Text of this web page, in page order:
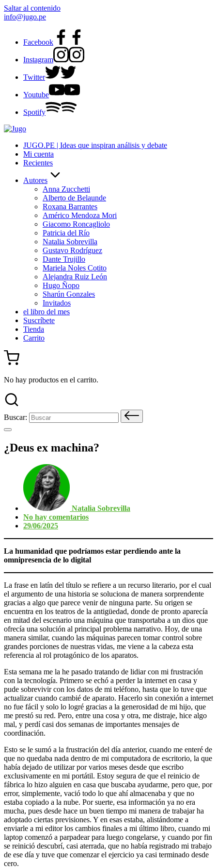
Saltar al contenido
info@jugo.pe
Facebook
Instagram
Twitter
Youtube
Spotify
JUGO.PE | Ideas que inspiran análisis y debate
Mi cuenta
Recientes
Autores
Anna Zucchetti
Alberto de Belaunde
Roxana Barrantes
Américo Mendoza Mori
Giacomo Roncagliolo
Patricia del Río
Natalia Sobrevilla
Gustavo Rodríguez
Dante Trujillo
Mariela Noles Cotito
Alejandra Ruiz León
Hugo Ñopo
Sharún Gonzales
Invitados
el libro del mes
Suscríbete
Tienda
Carrito
No hay productos en el carrito.
Buscar:
¿Deus ex machina?
Natalia Sobrevilla
No hay comentarios
29/06/2025
La humanidad que podríamos estar perdiendo ante la
omnipresencia de lo digital
La frase en latín del título se refiere a un recurso literario, por el cual
el argumento de una historia se soluciona de manera sorprendente
gracias a algo que parece venir de ninguna parte. Su origen se
encuentra en los teatros de la antigüedad, donde de pronto aparecía
en mitad del escenario una máquina que transportaba a un dios que
ofrecía una solución al principal problema narrativo. Hoy, de una
manera similar, cuando las máquinas parecen tomar control sobre
grandes porciones de nuestras vidas, me viene a la cabeza esta
referencia al rol protagónico de los aparatos.
Esta semana me la he pasado tratando de lidiar con mi frustración
con la tecnología. Primero se echó a perder la internet en casa y
pude sobrevivir con los datos de mi teléfono, hasta que lo tuve que
actualizar cuando cambié de aparato. Hacerlo sin conexión a internet
no fue fácil y solo lo logré gracias a la generosidad de mi hijo, que
me prestó su red. Pero, entre una cosa y otra, me distraje, hice algo
mal, y perdí casi dos semanas de importantes mensajes de
coordinación.
Esto se le sumó a la frustración del día anterior, cuando me enteré de
que no quedaba nada dentro de mi computadora de escritorio, la que
había dejado de utilizar por varios meses desde que escribo
exclusivamente en mi portátil. Estoy segura de que el reinicio de
fábrica lo hizo alguien en casa que buscaba ayudarme, pero que, por
error, simplemente, vació todo lo que ahí almacenaba y que no
estaba copiado a la nube. Por suerte, esa información ya no era
mucha, pues desde hace un buen tiempo mi manera de trabajar ha
adoptado ciertas previsiones. Y en esas estaba, alistándome a
enviarle a mi editor los cambios finales a mi último libro, cuando mi
laptop comenzó a parpadear para luego congelarse, y cuando por fin
se reinició descubrí, casi aterrada, que no había registrado mi trabajo
de ese día y tuve que comenzar el ejercicio ya casi terminado desde
cero.